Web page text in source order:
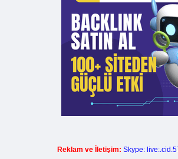
Reklam ve İletişim: Skype: